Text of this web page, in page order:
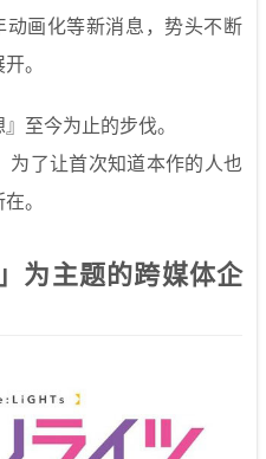
画化等新消息，势头不断
。
至今为止的步伐。
为了让首次知道本作的人也
。
为主题的跨媒体企